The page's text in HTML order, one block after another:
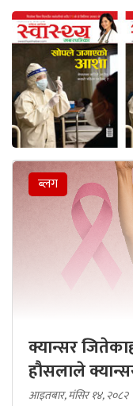
ब्लग
क्यान्सर
हौसलाले
आइतबार, मंसिर १४, २०८२